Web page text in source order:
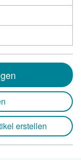
erstellen